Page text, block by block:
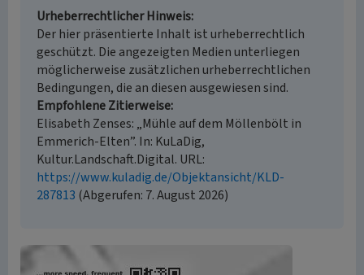
Urheberrechtlicher Hinweis
Der hier präsentierte Inhalt ist urheberrechtlich
geschützt. Die angezeigten Medien unterliegen
möglicherweise zusätzlichen urheberrechtlichen
Bedingungen, die an diesen ausgewiesen sind.
Empfohlene Zitierweise
Elisabeth Zenses: „Mühle auf dem Möllenbölt in
Emmerich-Elten”. In: KuLaDig,
Kultur.Landschaft.Digital. URL:
https://www.kuladig.de/Objektansicht/KLD-
287813 (Abgerufen: 7. August 2026)